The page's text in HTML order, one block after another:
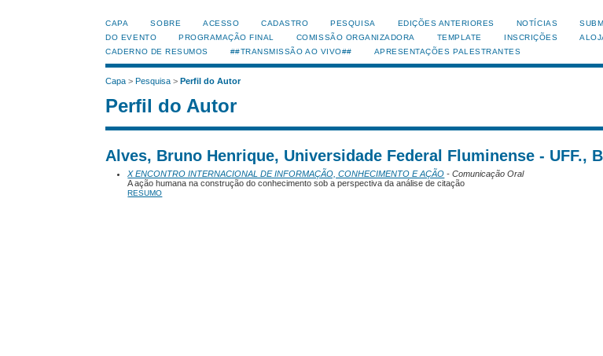
CAPA SOBRE ACESSO CADASTRO PESQUISA EDIÇÕES ANTERIORES NOTÍCIAS
DO EVENTO
PROGRAMAÇÃO FINAL COMISSÃO ORGANIZADORA TEMPLATE INSCRIÇÕES
CADERNO DE RESUMOS
##TRANSMISSÃO AO VIVO## APRESENTAÇÕES PALESTRANTES
Capa >Pesquisa >Perfil do Autor
Perfil do Autor
Alves, Bruno Henrique, Universidade Federal Fluminense - UFF.,
X ENCONTRO INTERNACIONAL DE INFORMAÇÃO, CONHECIMENTO E AÇÃO - Comunicação Oral
A ação humana na construção do conhecimento sob a perspectiva da análise de citação
RESUMO